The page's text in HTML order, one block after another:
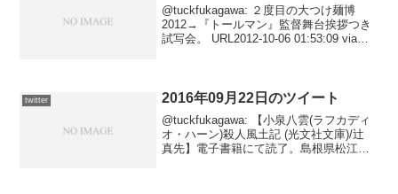
@tuckfukagawa: ２度目の大つけ麺博
2012→『トールマン』監督舞台挨拶つき
試写会。 URL2012-10-06 01:53:09 via
twitter 2016年09月22日のツイート
@tuckfukagawa: 【小泉八雲(ラフカディ
オ・ハーン)殺人風土記 (光文社文庫)/辻
真先】電子書籍にて読了。島根県松江を